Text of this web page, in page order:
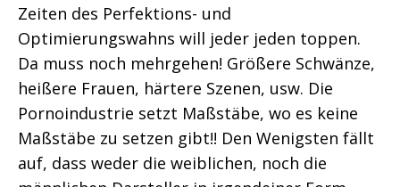
Zeiten des Perfektions- und
Optimierungswahns will jeder jeden toppen.
Da muss noch mehrgehen! Größere Schwänze,
heißere Frauen, härtere Szenen, usw. Die
Pornoindustrie setzt Maßstäbe, wo es keine
Maßstäbe zu setzen gibt!! Den Wenigsten fällt
auf, dass weder die weiblichen, noch die